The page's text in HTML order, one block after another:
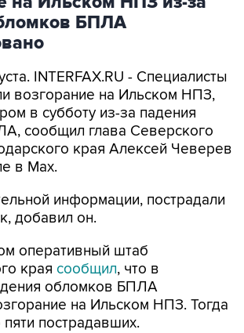
БПЛА
INTERFAX.RU - Специалисты
возгорание на Ильском НПЗ,
в субботу из-за падения
сообщил глава Северского
края Алексей Чеверев
в Max.
информации, пострадали
добавил он.
оперативный штаб
края сообщил, что в
обломков БПЛА
на Ильском НПЗ. Тогда
пострадавших.